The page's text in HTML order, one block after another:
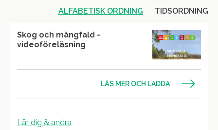
ALFABETISK ORDNING TIDSORDNING
Skog och mångfald -
videoföreläsning
LÄS MER OCH LADDA
Lär dig & andra